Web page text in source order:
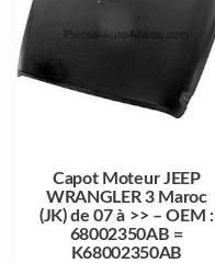
Capot Moteur JEEP
WRANGLER 3 Maroc
(JK) de 07 à >> – OEM :
68002350AB =
K68002350AB